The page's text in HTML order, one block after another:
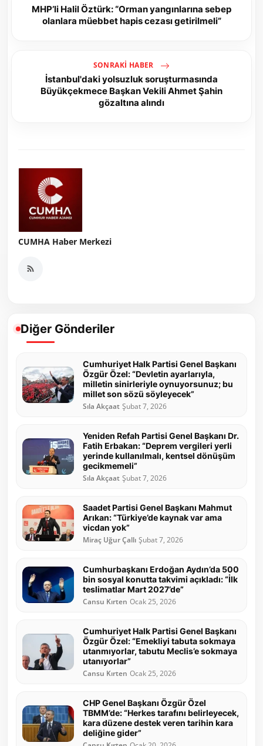
MHP’li Halil Öztürk: “Orman yangınlarına sebep
olanlara müebbet hapis cezası getirilmeli”
SONRAKI HABER
İstanbul'daki yolsuzluk soruşturmasında
Büyükçekmece Başkan Vekili Ahmet Şahin
gözaltına alındı
CUMHA Haber Merkezi
Diğer Gönderiler
Cumhuriyet Halk Partisi Genel Başkanı
Özgür Özel: “Devletin ayarlarıyla,
milletin sinirleriyle oynuyorsunuz; bu
millet son sözü söyleyecek”
Sıla Akçaat Şubat 7, 2026
Yeniden Refah Partisi Genel Başkanı Dr.
Fatih Erbakan: “Deprem vergileri yerli
yerinde kullanılmalı, kentsel dönüşüm
gecikmemeli”
Sıla Akçaat Şubat 7, 2026
Saadet Partisi Genel Başkanı Mahmut
Arıkan: “Türkiye’de kaynak var ama
vicdan yok”
Miraç Uğur Çallı Şubat 7, 2026
Cumhurbaşkanı Erdoğan Aydın’da 500
bin sosyal konutta takvimi açıkladı: “İlk
teslimatlar Mart 2027’de”
Cansu Kırten Ocak 25, 2026
Cumhuriyet Halk Partisi Genel Başkanı
Özgür Özel: “Emekliyi tabuta sokmaya
utanmıyorlar, tabutu Meclis’e sokmaya
utanıyorlar”
Cansu Kırten Ocak 25, 2026
CHP Genel Başkanı Özgür Özel
TBMM’de: “Herkes tarafını belirleyecek,
kara düzene destek veren tarihin kara
deliğine gider”